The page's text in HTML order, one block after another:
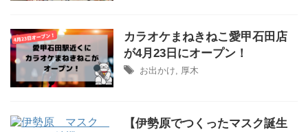
カラオケまねきねこ愛甲石田店
が4月23日にオープン！
お出かけ, 厚木
【伊勢原でつくったマスク誕生